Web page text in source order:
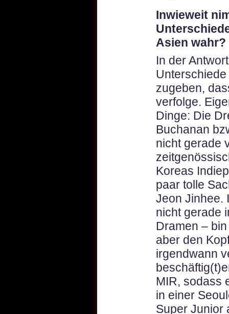
Inwieweit
Asien wahr?
In der
zugeben,
verfolge.
Dinge: Die
Buchanan
nicht gerade
Koreas
paar tolle
Jeon Jinhee.
nicht gerade
Dramen –
aber den
irgendwann
MIR, sodass
in einer
Super Junior